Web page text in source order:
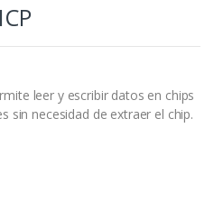
leer y escribir datos en chips
sin necesidad de extraer el chip.